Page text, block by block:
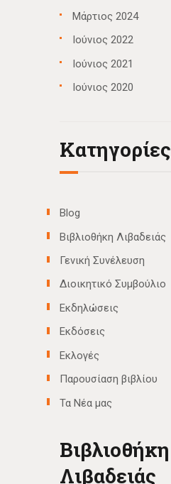
Μάρτιος 2024
Ιούνιος 2022
Ιούνιος 2021
Ιούνιος 2020
Kατηγορίες
Blog
Βιβλιοθήκη Λιβαδειάς
Γενική Συνέλευση
Διοικητικό Συμβούλιο
Εκδηλώσεις
Εκδόσεις
Εκλογές
Παρουσίαση βιβλίου
Τα Νέα μας
Βιβλιοθήκη
Λιβαδειάς